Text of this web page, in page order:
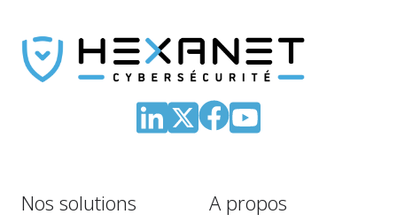
Nos solutions A propos